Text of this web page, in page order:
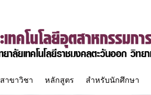
สาขาวิชา หลักสูตร สำหรับนักศึกษา